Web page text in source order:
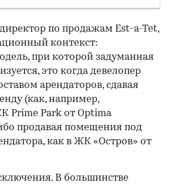
по продажам Est-a-Tet,
контекст:
при которой задуманная
это когда девелопер
арендаторов, сдавая
(как, например,
Prime Park от Optima
продавая помещения под
как в ЖК «Остров» от
В большинстве